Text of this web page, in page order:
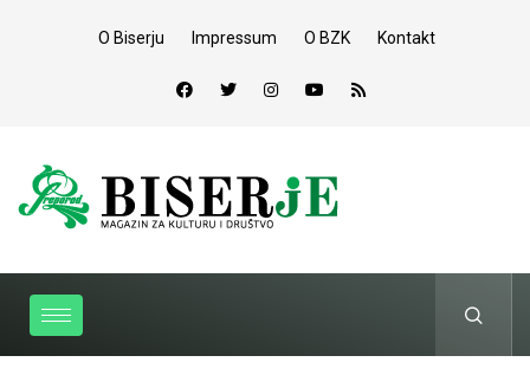
O Biserju Impressum O BZK Kontakt